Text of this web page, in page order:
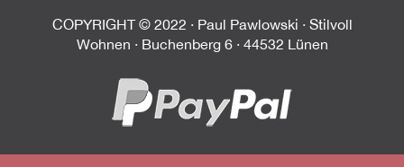
COPYRIGHT © 2022 · Paul Pawlowski · Stilvoll
Wohnen · Buchenberg 6 · 44532 Lünen